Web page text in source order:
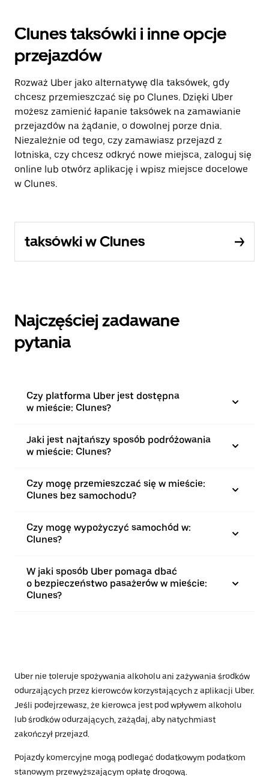
Clunes taksówki i inne opcje
przejazdów
Rozważ Uber jako alternatywę dla taksówek, gdy
chcesz przemieszczać się po Clunes. Dzięki Uber
możesz zamienić łapanie taksówek na zamawianie
przejazdów na żądanie, o dowolnej porze dnia.
Niezależnie od tego, czy zamawiasz przejazd z
lotniska, czy chcesz odkryć nowe miejsca, zaloguj się
online lub otwórz aplikację i wpisz miejsce docelowe
w Clunes.
taksówki w Clunes
Najczęściej zadawane
pytania
Czy platforma Uber jest dostępna
w mieście: Clunes?
Jaki jest najtańszy sposób podróżowania
w mieście: Clunes?
Czy mogę przemieszczać się w mieście:
Clunes bez samochodu?
Czy mogę wypożyczyć samochód w:
Clunes?
W jaki sposób Uber pomaga dbać
o bezpieczeństwo pasażerów w mieście:
Clunes?
Uber nie toleruje spożywania alkoholu ani zażywania środków
odurzających przez kierowców korzystających z aplikacji Uber.
Jeśli podejrzewasz, że kierowca jest pod wpływem alkoholu
lub środków odurzających, zażądaj, aby natychmiast
zakończył przejazd.
Pojazdy komercyjne mogą podlegać dodatkowym podatkom
stanowym przewyższającym opłatę drogową.